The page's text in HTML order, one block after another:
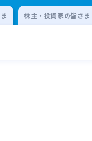
株主・投資家の皆さま